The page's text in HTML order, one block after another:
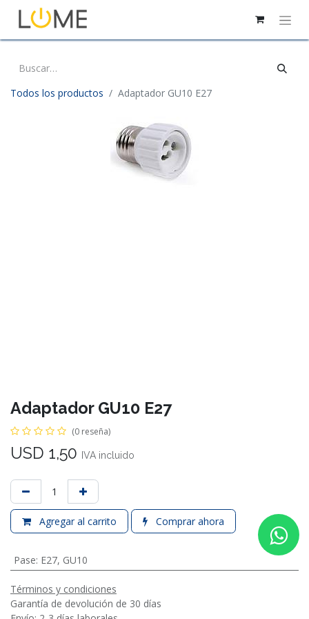
Todos los productos Adaptador GU10 E27
Adaptador GU10 E27
(0 reseña)
USD 1,50 IVA incluido
Agregar al carrito Comprar ahora
Pase: E27, GU10
Términos y condiciones
Garantía de devolución de 30 días